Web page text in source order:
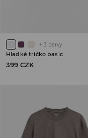
+ 3 barvy
Hladké tričko basic
399 CZK